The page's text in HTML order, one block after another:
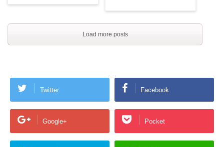
Load more posts
Twitter Facebook
Google+ Pocket